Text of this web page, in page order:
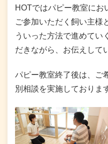
HOTではパピー教室にお
ご参加いただく飼い主様
ういった方法で進めてい
だきながら、お伝えして
パピー教室終了後は、ご
別相談を実施しておりま